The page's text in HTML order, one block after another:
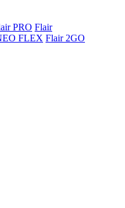
PRO Flair
FLEX Flair 2GO